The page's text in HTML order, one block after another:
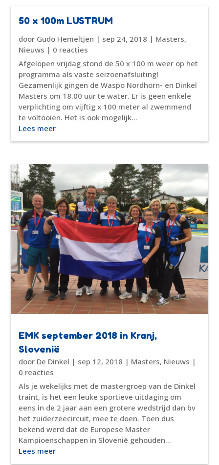
50 x 100m LUSTRUM
door Gudo Hemeltjen | sep 24, 2018 | Masters,
Nieuws | 0 reacties
Afgelopen vrijdag stond de 50 x 100 m weer op het
programma als vaste seizoenafsluiting!
Gezamenlijk gingen de Waspo Nordhorn- en Dinkel
Masters om 18.00 uur te water. Er is geen enkele
verplichting om vijftig x 100 meter al zwemmend
te voltooien. Het is ook mogelijk...
Lees meer
EMK september 2018 in Kranj,
Slovenië
door De Dinkel | sep 12, 2018 | Masters, Nieuws |
0 reacties
Als je wekelijks met de mastergroep van de Dinkel
traint, is het een leuke sportieve uitdaging om
eens in de 2 jaar aan een grotere wedstrijd dan bv
het zuiderzeecircuit, mee te doen. Toen dus
bekend werd dat de Europese Master
Kampioenschappen in Slovenië gehouden...
Lees meer